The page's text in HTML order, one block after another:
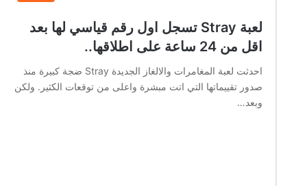
لعبة Stray تسجل اول رقم قياسي لها بعد
اقل من 24 ساعة على اطلاقها..
احدثت لعبة المغامرات والالغاز الجديدة Stray ضجة كبيرة منذ
صدور تقييماتها التي اتت مبشرة واعلى من توقعات الكثير. ولكن
وبعد…